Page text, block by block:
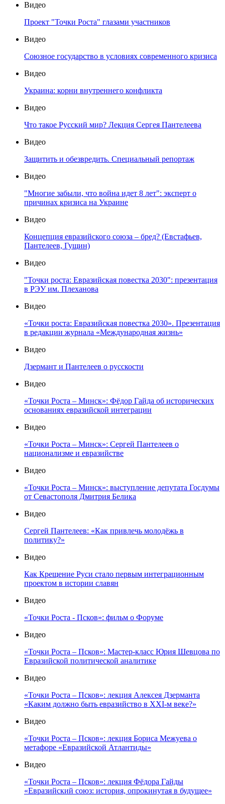
Видео
Проект "Точки Роста" глазами участников
Видео
Союзное государство в условиях современного кризиса
Видео
Украина: корни внутреннего конфликта
Видео
Что такое Русский мир? Лекция Сергея Пантелеева
Видео
Защитить и обезвредить. Специальный репортаж
Видео
"Многие забыли, что война идет 8 лет": эксперт о
причинах кризиса на Украине
Видео
Концепция евразийского союза – бред? (Евстафьев,
Пантелеев, Гущин)
Видео
"Точки роста: Евразийская повестка 2030": презентация
в РЭУ им. Плеханова
Видео
«Точки роста: Евразийская повестка 2030». Презентация
в редакции журнала «Международная жизнь»
Видео
Дзермант и Пантелеев о русскости
Видео
«Точки Роста – Минск»: Фёдор Гайда об исторических
основаниях евразийской интеграции
Видео
«Точки Роста – Минск»: Сергей Пантелеев о
национализме и евразийстве
Видео
«Точки Роста – Минск»: выступление депутата Госдумы
от Севастополя Дмитрия Белика
Видео
Сергей Пантелеев: «Как привлечь молодёжь в
политику?»
Видео
Как Крещение Руси стало первым интеграционным
проектом в истории славян
Видео
«Точки Роста - Псков»: фильм о Форуме
Видео
«Точки Роста – Псков»: Мастер-класс Юрия Шевцова по
Евразийской политической аналитике
Видео
«Точки Роста – Псков»: лекция Алексея Дзерманта
«Каким должно быть евразийство в XXI-м веке?»
Видео
«Точки Роста – Псков»: лекция Бориса Межуева о
метафоре «Евразийской Атлантиды»
Видео
«Точки Роста – Псков»: лекция Фёдора Гайды
«Евразийский союз: история, опрокинутая в будущее»